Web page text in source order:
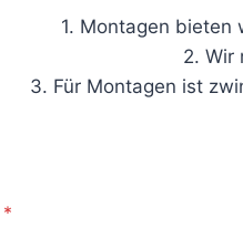
1. Montagen bieten
2. Wir
3. Für Montagen ist
*